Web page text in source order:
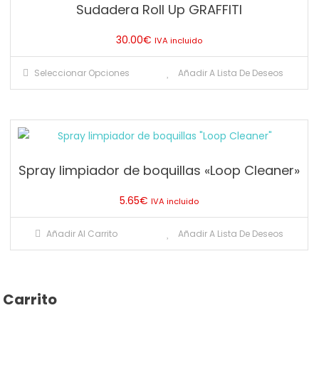
opciones
página
de
Sudadera Roll Up GRAFFITI
30.00€ IVA incluido
Seleccionar Opciones
múltiples
variantes.
opciones
Añadir A Lista De Deseos
Spray limpiador de boquillas «Loop Cleaner»
5.65€ IVA incluido
Añadir Al Carrito Añadir A Lista De Deseos
Carrito